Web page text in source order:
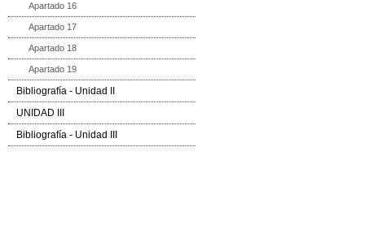
Apartado 16
Apartado 17
Apartado 18
Apartado 19
Bibliografía - Unidad II
UNIDAD III
Bibliografía - Unidad III